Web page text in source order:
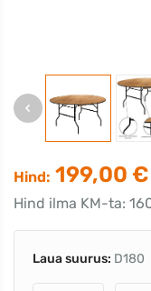
Hind: 199,00 €
Hind ilma KM-ta:
Laua suurus: D180